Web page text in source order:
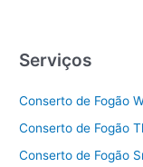
Serviços
Conserto de Fogão
Conserto de Fogão
Conserto de Fogão